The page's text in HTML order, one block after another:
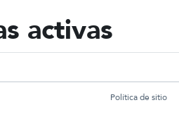
activas
Política de sitio